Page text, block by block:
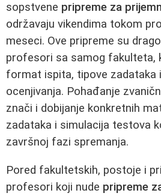
sopstvene pripreme za
održavaju vikendima tokom
meseci. Ove pripreme su
profesori sa samog fakulteta,
format ispita, tipove zadataka
ocenjivanja. Pohađanje
znači i dobijanje konkretnih
zadataka i simulacija testova
završnoj fazi spremanja.
Pored fakultetskih, postoje i
profesori koji nude pripreme